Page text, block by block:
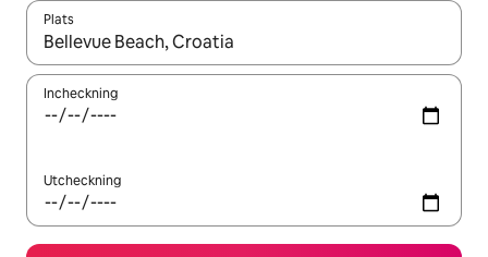
Plats
När resultaten är tillgängliga kan du navigera med upp- och
Incheckning
Utcheckning